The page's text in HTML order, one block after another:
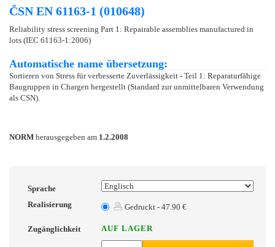
ČSN EN 61163-1 (010648)
Reliability stress screening Part 1: Repairable assemblies manufactured in
lots (IEC 61163-1:2006)
Automatische name übersetzung:
Sortieren von Stress für verbesserte Zuverlässigkeit - Teil 1: Reparaturfähige
Baugruppen in Chargen hergestellt (Standard zur unmittelbaren Verwendung
als CSN).
NORM herausgegeben am 1.2.2008
Sprache
Realisierung
Gedruckt - 47.90 €
Zugänglichkeit AUF LAGER